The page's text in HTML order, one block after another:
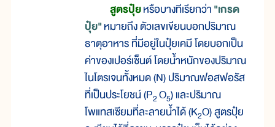
สูตรปุ๋ยหรือบางทีเรียกว่า"เกรด
ปุ๋ย"หมายถึง ตัวเลขเขียนบอกปริมาณ
ธาตุอาหาร ที่มีอยู่ในปุ๋ยเคมี โดยบอกเป็น
ค่าของเปอร์เซ็นต์ โดยน้ำหนักของปริมาณ
ไนโตรเจนทั้งหมด (N) ปริมาณฟอสฟอรัส
ที่เป็นประโยชน์ (P2O5) และปริมาณ
โพแทสเซียมที่ละลายน้ำได้ (K2O) สูตรปุ๋ย